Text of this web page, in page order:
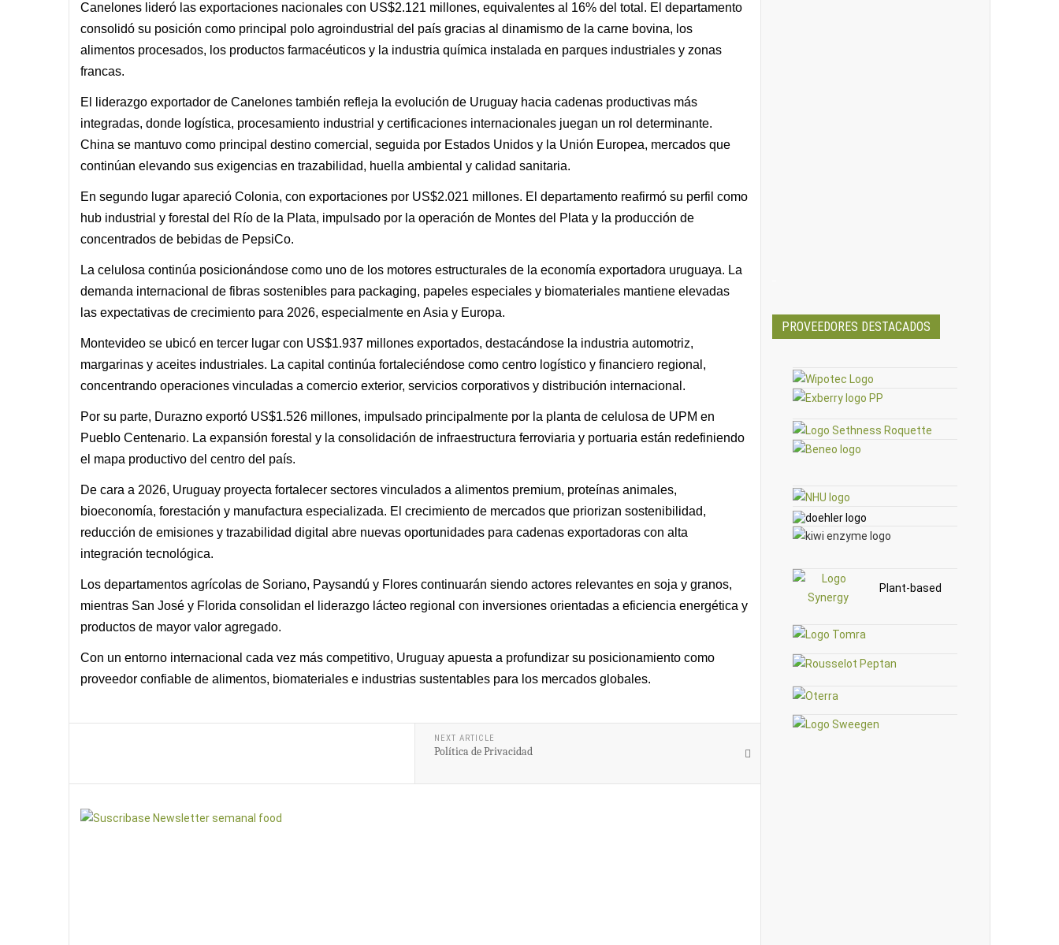
Canelones lideró las exportaciones nacionales con US$2.121 millones, equivalentes al 16% del total. El departamento
consolidó su posición como principal polo agroindustrial del país gracias al dinamismo de la carne bovina, los
alimentos procesados, los productos farmacéuticos y la industria química instalada en parques industriales y zonas
francas.
El liderazgo exportador de Canelones también refleja la evolución de Uruguay hacia cadenas productivas más
integradas, donde logística, procesamiento industrial y certificaciones internacionales juegan un rol determinante.
China se mantuvo como principal destino comercial, seguida por Estados Unidos y la Unión Europea, mercados que
continúan elevando sus exigencias en trazabilidad, huella ambiental y calidad sanitaria.
En segundo lugar apareció Colonia, con exportaciones por US$2.021 millones. El departamento reafirmó su perfil como
hub industrial y forestal del Río de la Plata, impulsado por la operación de Montes del Plata y la producción de
concentrados de bebidas de PepsiCo.
La celulosa continúa posicionándose como uno de los motores estructurales de la economía exportadora uruguaya. La
demanda internacional de fibras sostenibles para packaging, papeles especiales y biomateriales mantiene elevadas
las expectativas de crecimiento para 2026, especialmente en Asia y Europa.
Montevideo se ubicó en tercer lugar con US$1.937 millones exportados, destacándose la industria automotriz,
margarinas y aceites industriales. La capital continúa fortaleciéndose como centro logístico y financiero regional,
concentrando operaciones vinculadas a comercio exterior, servicios corporativos y distribución internacional.
Por su parte, Durazno exportó US$1.526 millones, impulsado principalmente por la planta de celulosa de UPM en
Pueblo Centenario. La expansión forestal y la consolidación de infraestructura ferroviaria y portuaria están redefiniendo
el mapa productivo del centro del país.
De cara a 2026, Uruguay proyecta fortalecer sectores vinculados a alimentos premium, proteínas animales,
bioeconomía, forestación y manufactura especializada. El crecimiento de mercados que priorizan sostenibilidad,
reducción de emisiones y trazabilidad digital abre nuevas oportunidades para cadenas exportadoras con alta
integración tecnológica.
Los departamentos agrícolas de Soriano, Paysandú y Flores continuarán siendo actores relevantes en soja y granos,
mientras San José y Florida consolidan el liderazgo lácteo regional con inversiones orientadas a eficiencia energética y
productos de mayor valor agregado.
Con un entorno internacional cada vez más competitivo, Uruguay apuesta a profundizar su posicionamiento como
proveedor confiable de alimentos, biomateriales e industrias sustentables para los mercados globales.
NEXT ARTICLE
Política de Privacidad
PROVEEDORES DESTACADOS
Plant-based